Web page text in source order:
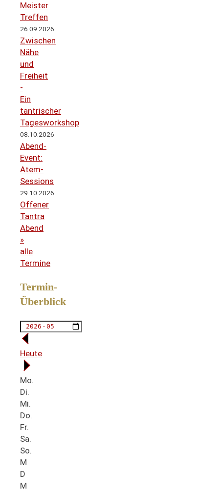
Meister
Treffen
26.09.2026
Zwischen
Nähe
und
Freiheit
-
Ein
tantrischer
Tagesworkshop
08.10.2026
Abend-
Event:
Atem-
Sessions
29.10.2026
Offener
Tantra
Abend
»
alle
Termine
Termin-
Überblick
Heute
Mo.
Di.
Mi.
Do.
Fr.
Sa.
So.
M
D
M